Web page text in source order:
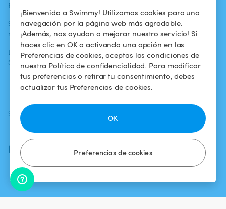
¡Bienvenido a Swimmy! Utilizamos cookies para una
navegación por la página web más agradable.
¡Además, nos ayudan a mejorar nuestro servicio! Si
haces clic en OK o activando una opción en las
Preferencias de cookies, aceptas las condiciones de
nuestra Política de confidencialidad. Para modificar
tus preferencias o retirar tu consentimiento, debes
actualizar tus Preferencias de cookies.
Preferencias de cookies
OK
Blog
Swimmy en los
medios
La aventura
Swimmy
Para los
propietarios
Alquilar mi
piscina
¿Cómo funciona?
Condiciones de
uso
Política de
confidencialidad
Aviso legal
SÍGUENOS
Facebook
Instagram